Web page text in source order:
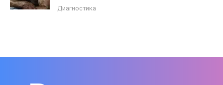
Диагностика